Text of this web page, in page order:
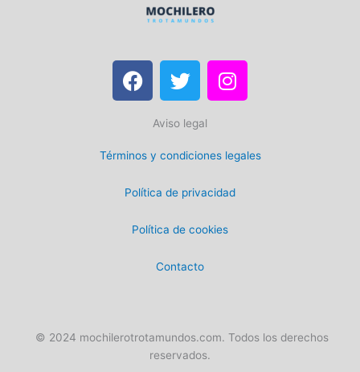
F
a
b
o
T
w
t
t
r
I
n
a
g
r
m
Aviso legal
Términos y condiciones legales
Política de privacidad
Política de cookies
Contacto
© 2024 mochilerotrotamundos.com. Todos los derechos
reservados.